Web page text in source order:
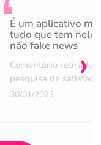
É um aplicativo
tudo que tem nele
não fake news
Comentário retirado
pesquisa de
30/01/2023
›